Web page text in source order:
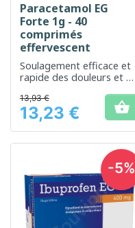
Paracetamol EG
Forte 1g - 40
comprimés
effervescent
Soulagement efficace et
rapide des douleurs et de
Prix
13,93 €
13,23 € 
-5%